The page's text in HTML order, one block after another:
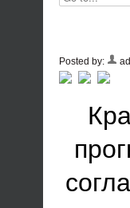
Posted by: